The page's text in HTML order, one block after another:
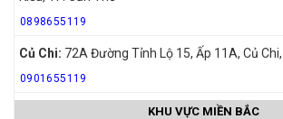
0898655119
Củ Chi: 72A Đường Tỉnh Lộ 15, Ấp 11A, Củ
0901655119
KHU VỰC MIỀN BẮC